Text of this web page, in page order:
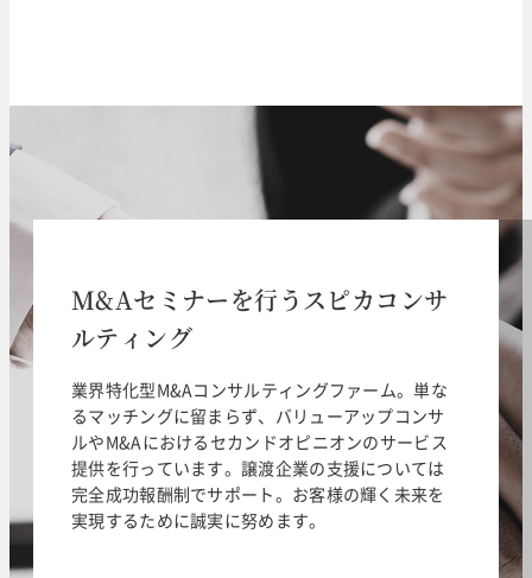
M&Aセミナーを行うスピカコンサ
ルティング
業界特化型M&Aコンサルティングファーム。単な
るマッチングに留まらず、バリューアップコンサ
ルやM&Aにおけるセカンドオピニオンのサービス
提供を行っています。譲渡企業の支援については
完全成功報酬制でサポート。お客様の輝く未来を
実現するために誠実に努めます。